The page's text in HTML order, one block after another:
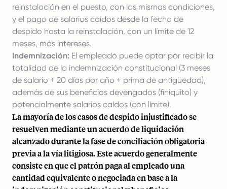
reinstalación en el puesto, con las mismas condiciones,
y el pago de salarios caídos desde la fecha de
despido hasta la reinstalación, con un límite de 12
meses, más intereses.
Indemnización: El empleado puede optar por recibir la
totalidad de la indemnización constitucional (3 meses
de salario + 20 días por año + prima de antigüedad),
además de sus beneficios devengados (finiquito) y
potencialmente salarios caídos (con límite).
La mayoría de los casos de despido injustificado se
resuelven mediante un acuerdo de liquidación
alcanzado durante la fase de conciliación obligatoria
previa a la vía litigiosa. Este acuerdo generalmente
consiste en que el patrón paga al empleado una
cantidad equivalente o negociada en base a la